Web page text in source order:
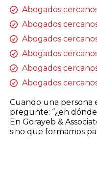
Abogados
Abogados
Abogados
Abogados
Abogados
Abogados
Cuando una persona
pregunte: “¿en
En Gorayeb &
sino que formamos